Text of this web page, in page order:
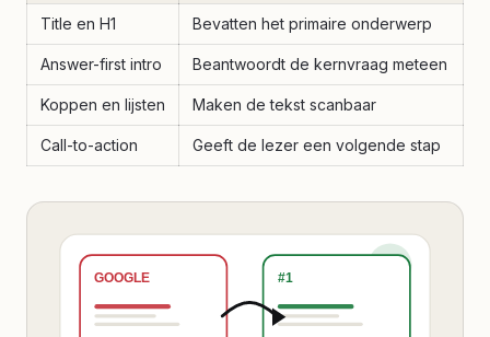
Title en H1 Bevatten het primaire onderwerp
Answer-first intro Beantwoordt de kernvraag meteen
Koppen en lijsten Maken de tekst scanbaar
Call-to-action Geeft de lezer een volgende stap